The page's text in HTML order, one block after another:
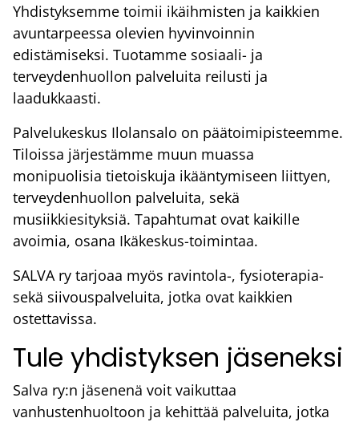
Yhdistyksemme toimii ikäihmisten ja kaikkien
avuntarpeessa olevien hyvinvoinnin
edistämiseksi. Tuotamme sosiaali- ja
terveydenhuollon palveluita reilusti ja
laadukkaasti.
Palvelukeskus Ilolansalo on päätoimipisteemme.
Tiloissa järjestämme muun muassa
monipuolisia tietoiskuja ikääntymiseen liittyen,
terveydenhuollon palveluita, sekä
musiikkiesityksiä. Tapahtumat ovat kaikille
avoimia, osana Ikäkeskus-toimintaa.
SALVA ry tarjoaa myös ravintola-, fysioterapia-
sekä siivouspalveluita, jotka ovat kaikkien
ostettavissa.
Tule yhdistyksen jäseneksi
Salva ry:n jäsenenä voit vaikuttaa
vanhustenhuoltoon ja kehittää palveluita, jotka